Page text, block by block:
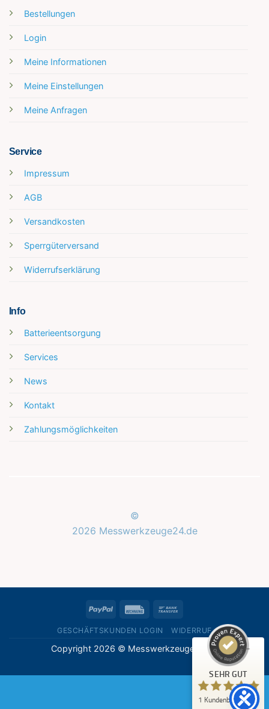
Bestellungen
Login
Meine Informationen
Meine Einstellungen
Meine Anfragen
Service
Impressum
AGB
Versandkosten
Sperrgüterversand
Widerrufserklärung
Info
Batterieentsorgung
Services
News
Kontakt
Zahlungsmöglichkeiten
©
2026 Messwerkzeuge24.de
PayPal Rechung
GESCHÄFTSKUNDEN LOGIN WIDERRUF
Copyright 2026 © Messwerkzeuge24.de
SEHR GUT
1 Kundenbewertung
1
Bewertung auf ProvenExpert.com
Erfahren Sie mehr über dieses Bewertungssiegel